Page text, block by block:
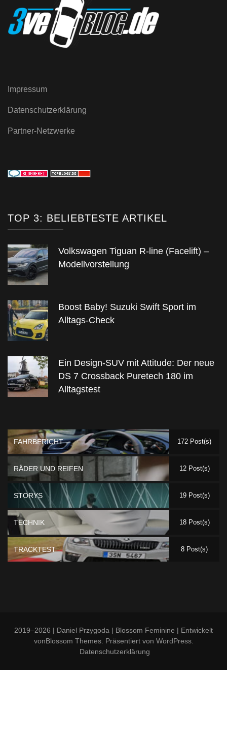
Impressum
Datenschutzerklärung
Partner-Netzwerke
TOP 3: BELIEBTESTE ARTIKEL
Volkswagen Tiguan R-line (Facelift) –
Modellvorstellung
Boost Baby! Suzuki Swift Sport im
Alltags-Check
Ein Design-SUV mit Attitude: Der neue
DS 7 Crossback Puretech 180 im
Alltagstest
FAHRBERICHT 172 Post(s)
RÄDER UND REIFEN 12 Post(s)
STORYS 19 Post(s)
TECHNIK 18 Post(s)
TRACKTEST 8 Post(s)
2019–2026 | Daniel Przygoda | Blossom Feminine | Entwickelt
vonBlossom Themes. Präsentiert von WordPress.
Datenschutzerklärung